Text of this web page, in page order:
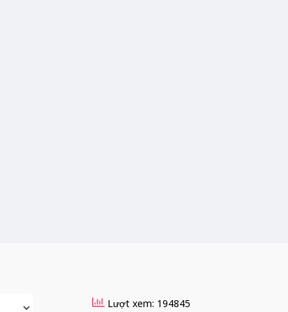
Lượt xem: 194845